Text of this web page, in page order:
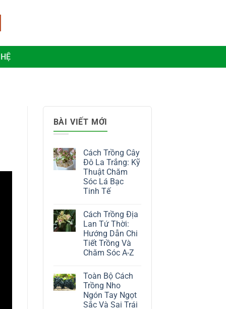
BÀI VIẾT MỚI
Cách Trồng Cây
Đô La Trắng: Kỹ
Thuật Chăm
Sóc Lá Bạc
Tinh Tế
bình
luận
ở
Cách
Trồng
Cây
Đô
Kỹ
Thuật
Chăm
Sóc
Lá
Bạc
Cách Trồng Địa
Lan Tứ Thời:
Hướng Dẫn Chi
Tiết Trồng Và
Chăm Sóc A-Z
bình
luận
Cách
Trồng
Toàn Bộ Cách
Trồng Nho
Ngón Tay Ngọt
Sắc Và Sai Trái